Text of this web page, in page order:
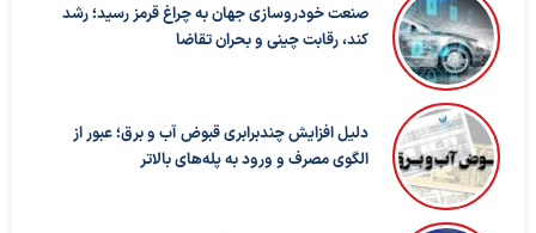
صنعت خودروسازی جهان به چراغ قرمز رسید؛ رشد
کند، رقابت چینی و بحران تقاضا
دلیل افزایش چندبرابری قبوض آب و برق؛ عبور از
الگوی مصرف و ورود به پله‌های بالاتر